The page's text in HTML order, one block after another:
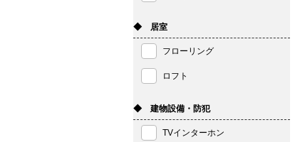
◆ 居室
フローリング
ロフト
◆ 建物設備・防犯
TVインターホン